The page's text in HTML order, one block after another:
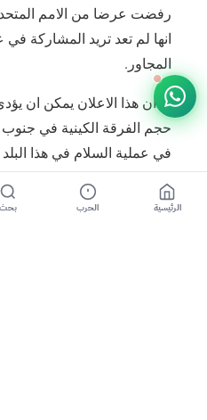
الرئيسية الحرب بحث
رفضت عرضا من الامم
انها لم تعد تريد المشاركة في
المجاور.
الا ان هذا الاعلان يمكن ان
حجم الفرقة الكينية في
في عملية السلام في هذا
كعضو في الهيئة الحكومية
على توقيع اتفاق السلام الهش